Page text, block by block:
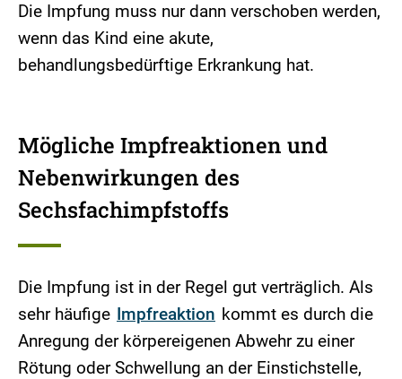
Die Impfung muss nur dann verschoben werden,
wenn das Kind eine akute,
behandlungsbedürftige Erkrankung hat.
Mögliche Impfreaktionen und
Nebenwirkungen des
Sechsfachimpfstoffs
Die Impfung ist in der Regel gut verträglich. Als
sehr häufige Impfreaktion kommt es durch die
Anregung der körpereigenen Abwehr zu einer
Rötung oder Schwellung an der Einstichstelle,